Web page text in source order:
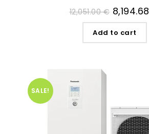
12,051.00€ 8,194.68
Add to cart
SALE!